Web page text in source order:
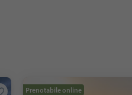
Prenotabile online